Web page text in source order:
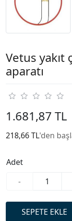
Vetus yakıt
aparatı
1.681,87 TL
218,66 TL'den
Adet
-